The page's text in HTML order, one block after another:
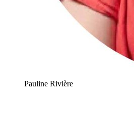
Pauline Rivière